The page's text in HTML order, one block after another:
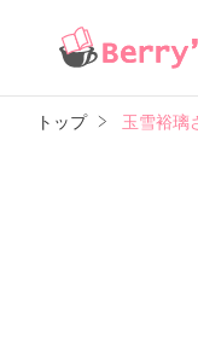
トップ 玉雪裕璃